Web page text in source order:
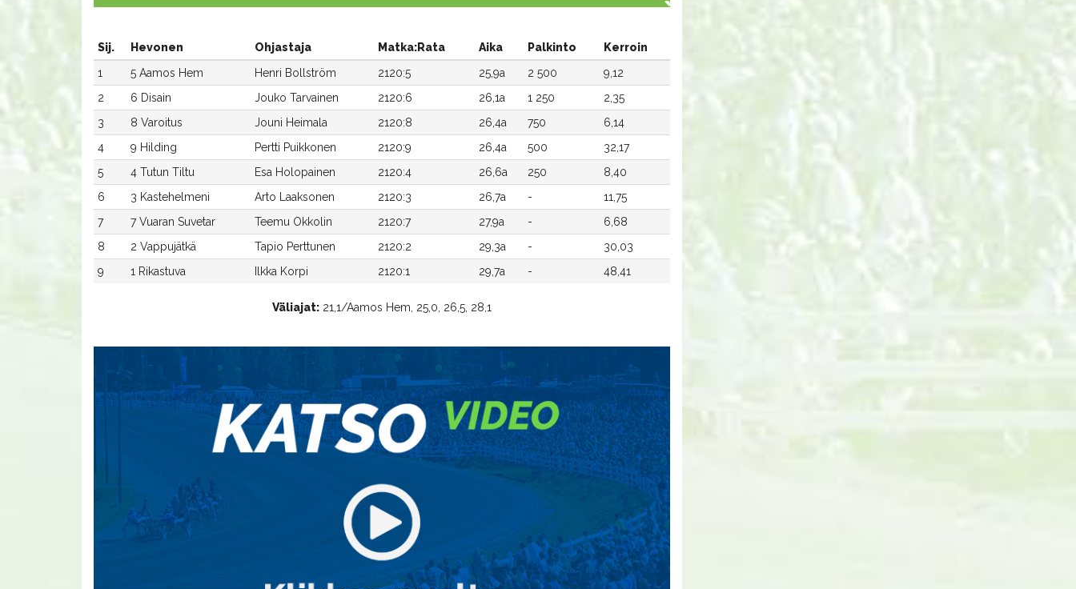
Sij. Hevonen Ohjastaja Matka:Rata Aika Palkinto
Kerroin
1
5 Aamos Hem Henri Bollström 2120:5 25,9a 2 500
9,12
2
6 Disain Jouko Tarvainen 2120:6 26,1a 1 250
2,35
3
8 Varoitus Jouni Heimala 2120:8 26,4a 750
6,14
4
9 Hilding Pertti Puikkonen 2120:9 26,4a 500
32,17
5
4 Tutun Tiltu Esa Holopainen 2120:4 26,6a 250
8,40
6
3 Kastehelmeni Arto Laaksonen 2120:3 26,7a -
11,75
7
7 Vuaran Suvetar Teemu Okkolin 2120:7 27,9a -
6,68
8
2 Vappujätkä Tapio Perttunen 2120:2 29,3a -
30,03
9
1 Rikastuva Ilkka Korpi 2120:1 29,7a - 48,41
Väliajat: 21,1/Aamos Hem, 25,0, 26,5, 28,1